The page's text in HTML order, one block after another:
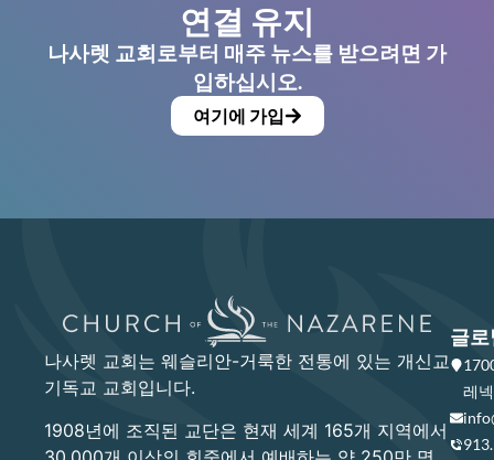
연결 유지
나사렛 교회로부터 매주 뉴스를 받으려면 가
입하십시오.
여기에 가입
나사렛 교회는 웨슬리안-거룩한 전통에 있는 개신교
기독교 교회입니다.
1908년에 조직된 교단은 현재 세계 165개 지역에서
글로
레